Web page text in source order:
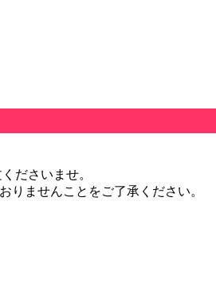
ださいませ。
ませんことをご了承ください。